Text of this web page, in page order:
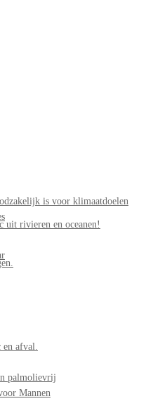
is voor klimaatdoelen
uit rivieren en oceanen!
en afval.
palmolievrij
Mannen